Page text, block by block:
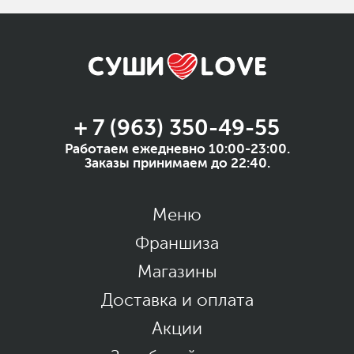
+ 7 (963) 350-49-55
Работаем ежедневно 10:00-23:00.
Заказы принимаем до 22:40.
Меню
Франшиза
Магазины
Доставка и оплата
Акции